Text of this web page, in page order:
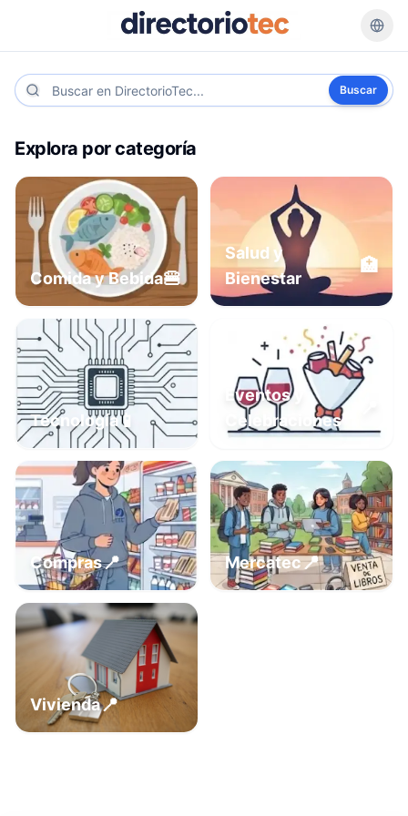
Buscar
Explora por categoría
Comida y Bebida🍔
Salud y
Bienestar
🏥
Tecnología📱
Eventos y
Celebraciones
Compras📍 Mercatec📍
Vivienda📍